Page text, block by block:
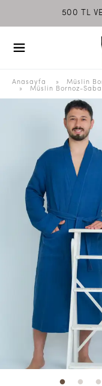
500 TL
Anasayfa » Müslin
» Müslin Bornoz-